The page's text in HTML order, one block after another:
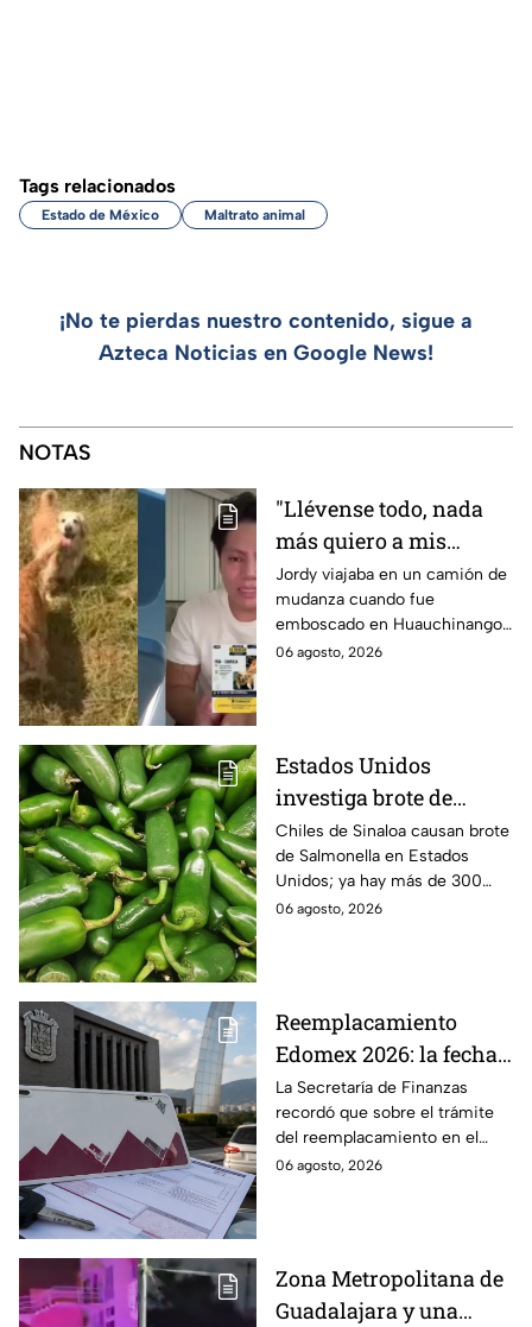
Tags relacionados
Estado de México Maltrato animal
¡No te pierdas nuestro contenido, sigue a
Azteca Noticias en Google News!
NOTAS
"Llévense todo, nada
más quiero a mis
perritas": Asaltan a un
joven, vacían sus
cuentas y le roban a sus
mascotas en
Jordy viajaba en un camión de
mudanza cuando fue
emboscado en Huauchinango,
Puebla, Además de quitarle
06 agosto, 2026
Estados Unidos
investiga brote de
Salmonella por chiles
jalapeños de Sinaloa
Chiles de Sinaloa causan brote
de Salmonella en Estados
Unidos; ya hay más de 300
enfermos en 27 estados.
06 agosto, 2026
Reemplacamiento
Edomex 2026: la fecha
límite para obtener el
100% de descuento
La Secretaría de Finanzas
recordó que sobre el trámite
del reemplacamiento en el
Edomex, ¿hasta cuándo se
06 agosto, 2026
Zona Metropolitana de
Guadalajara y una